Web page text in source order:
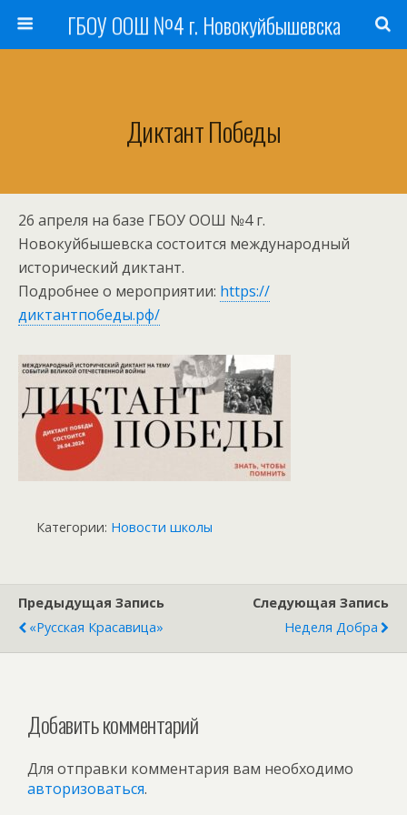
ГБОУ ООШ №4 г. Новокуйбышевска
Диктант Победы
26 апреля на базе ГБОУ ООШ №4 г.
Новокуйбышевска состоится международный
исторический диктант.
Подробнее о мероприятии: https://
диктантпобеды.рф/
Категории: Новости школы
Предыдущая Запись
«Русская Красавица»
Следующая Запись
Неделя Добра
Добавить комментарий
Для отправки комментария вам необходимо
авторизоваться.